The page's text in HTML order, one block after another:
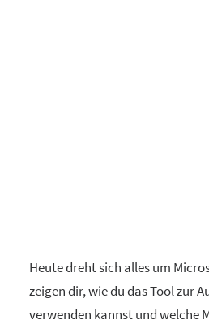
Heute dreht sich alles um
zeigen dir, wie du das Tool zur
verwenden kannst und welche